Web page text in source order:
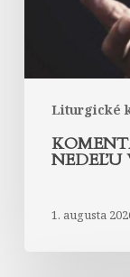
Liturgické
„A“
NEDEĽU
1. augusta